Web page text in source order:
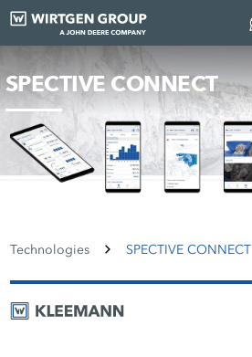
SPECTIVE CONNECT
Technologies SPECTIVE CONNECT